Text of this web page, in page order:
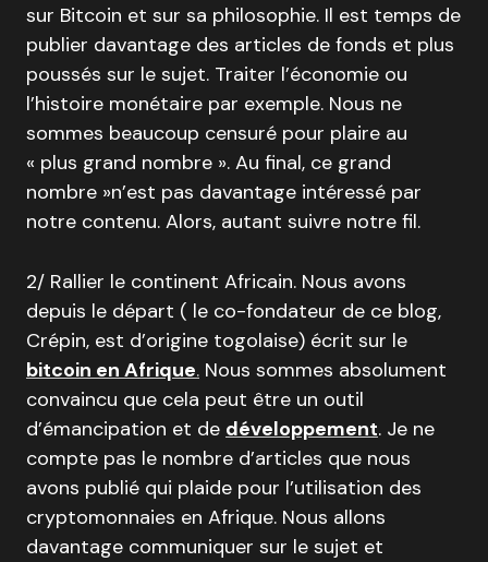
sur Bitcoin et sur sa philosophie. Il est temps de
publier davantage des articles de fonds et plus
poussés sur le sujet. Traiter l’économie ou
l’histoire monétaire par exemple. Nous ne
sommes beaucoup censuré pour plaire au
« plus grand nombre ». Au final, ce grand
nombre »n’est pas davantage intéressé par
notre contenu. Alors, autant suivre notre fil.
2/ Rallier le continent Africain. Nous avons
depuis le départ ( le co-fondateur de ce blog,
Crépin, est d’origine togolaise) écrit sur le
bitcoin en Afrique. Nous sommes absolument
convaincu que cela peut être un outil
d’émancipation et de développement. Je ne
compte pas le nombre d’articles que nous
avons publié qui plaide pour l’utilisation des
cryptomonnaies en Afrique. Nous allons
davantage communiquer sur le sujet et